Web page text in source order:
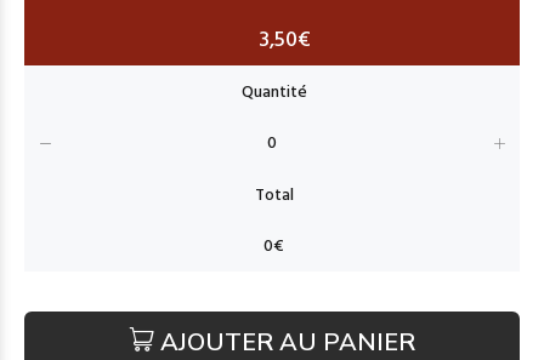
3,50€
AJOUTER AU PANIER